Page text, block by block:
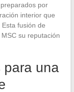
por
interior que
fusión de
su reputación
para una